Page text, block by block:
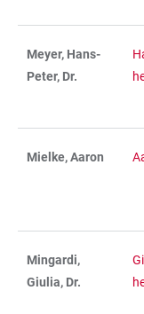
Meyer, Hans-
Peter, Dr.
Mielke, Aaron
Mingardi,
Giulia, Dr.